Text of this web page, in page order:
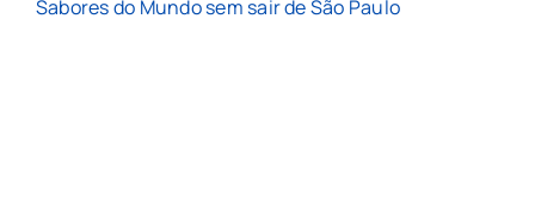
Sabores do Mundo sem sair de São Paulo